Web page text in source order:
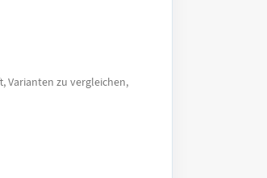
Varianten zu vergleichen,